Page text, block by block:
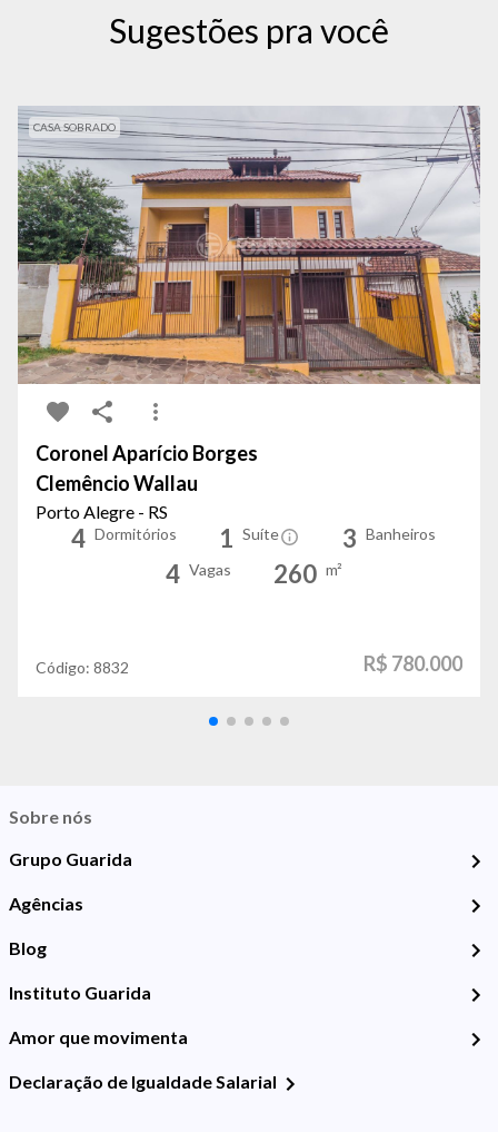
Sugestões pra você
CASA SOBRADO
Coronel Aparício Borges
Clemêncio Wallau
Porto Alegre - RS
4 Dormitórios 1 Suíte 3 Banheiros
4 Vagas 260 m²
Código: 8832 R$ 780.000
Sobre nós
Grupo Guarida
Agências
Blog
Instituto Guarida
Amor que movimenta
Declaração de Igualdade Salarial